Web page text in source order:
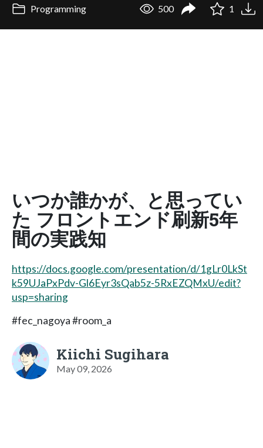
Programming 500 1
いつか誰かが、と思ってい
た フロントエンド刷新5年
間の実践知
https://docs.google.com/presentation/d/1gLr0LkSt
k59UJaPxPdv-Gl6Eyr3sQab5z-5RxEZQMxU/edit?
usp=sharing
#fec_nagoya #room_a
Kiichi Sugihara
May 09, 2026